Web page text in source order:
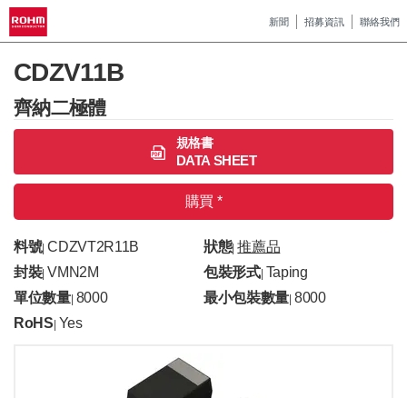
新聞 招募資訊 聯絡我們
CDZV11B
齊納二極體
規格書
DATA SHEET
購買 *
料號|CDZVT2R11B 狀態|推薦品
封裝| VMN2M 包裝形式| Taping
單位數量| 8000 最小包裝數量 |8000
RoHS Yes